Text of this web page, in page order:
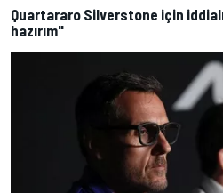
Quartararo Silverstone için
hazırım"